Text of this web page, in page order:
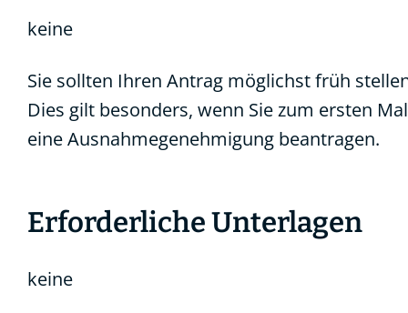
keine
Sie sollten Ihren Antrag möglichst früh
Dies gilt besonders, wenn Sie zum ersten Mal
eine Ausnahmegenehmigung beantragen.
Erforderliche Unterlagen
keine